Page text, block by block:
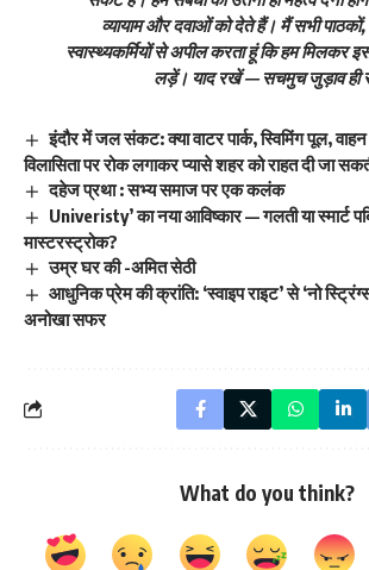
व्यायाम और दवाओं को देते हैं। मैं सभी पाठकों,
स्वास्थ्यकर्मियों से अपील करता हूं कि हम मिलकर
लड़ें। याद रखें — सचमुच जुड़ाव ही
इंदौर में जल संकट: क्या वाटर पार्क, स्विमिंग पूल,
विलासिता पर रोक लगाकर प्यासे शहर को राहत दी जा
दहेज प्रथा : सभ्य समाज पर एक कलंक
Univeristy’ का नया आविष्कार — गलती या स्मार्ट
मास्टरस्ट्रोक?
उम्र घर की -अमित सेठी
आधुनिक प्रेम की क्रांति: ‘स्वाइप राइट’ से ‘नो
अनोखा सफर
What do you think?